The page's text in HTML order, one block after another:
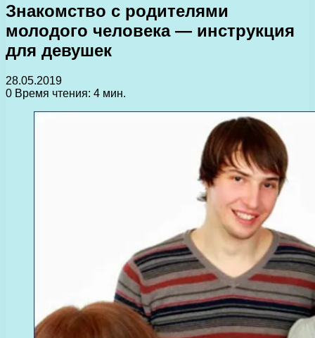
Знакомство с родителями
молодого человека — инструкция
для девушек
28.05.2019
0 Время чтения: 4 мин.